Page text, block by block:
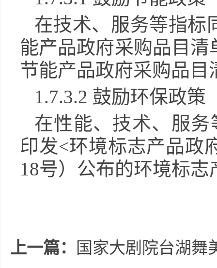
在技术、服务等指标
能产品政府采购品目清
节能产品政府采购品目
1.7.3.2 鼓励环保政策
在性能、技术、服
印发<环境标志产品政
18号）公布的环境标
上一篇：
国家大剧院台湖舞